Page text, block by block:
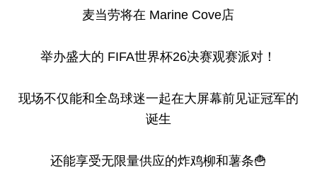
麦当劳将在 Marine Cove店
举办盛大的 FIFA世界杯26决赛观赛派对！
现场不仅能和全岛球迷一起在大屏幕前见证冠军的
诞生
还能享受无限量供应的炸鸡柳和薯条🍟